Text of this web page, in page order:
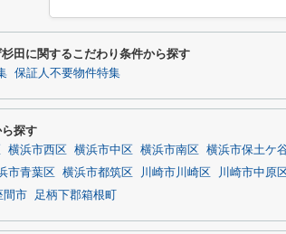
田に関するこだわり条件から探す
保証人不要物件特集
探す
横浜市西区 横浜市中区 横浜市南区 横浜市保土ケ
市青葉区 横浜市都筑区 川崎市川崎区 川崎市中原区
間市 足柄下郡箱根町